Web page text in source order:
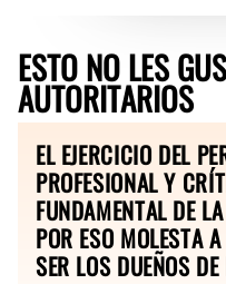
ESTO NO LES
AUTORITARIOS
EL EJERCICIO DEL
PROFESIONAL Y
FUNDAMENTAL DE
POR ESO MOLESTA
SER LOS DUEÑOS